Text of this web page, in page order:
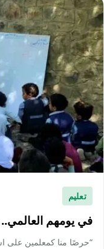
تعليم
في يومهم العالمي..
“حرصًا منا كمعلمين على